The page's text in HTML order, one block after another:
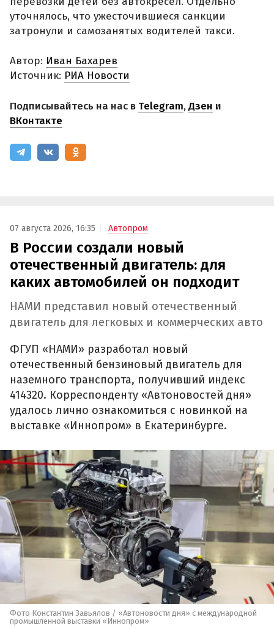
уточнялось, что ужесточившиеся санкции
затронули и самозанятых водителей такси.
Автор: Иван Бахарев
Источник: РИА Новости
Подписывайтесь на нас в Telegram,Дзен и
ВКонтакте
07 августа 2026, 16:35 Автопром
В России создали новый
отечественный двигатель: для
каких автомобилей он подходит
НАМИ представил новый отечественный
двигатель для легковых и коммерческих авто
ФГУП «НАМИ» разработал новый
отечественный бензиновый двигатель для
наземного транспорта, получивший индекс
414320. Корреспонденту «Автоновостей дня»
удалось лично ознакомиться с новинкой на
выставке «Иннопром» в Екатеринбурге.
Фото Константин Завьялов / «Автоновости дня» с международной
промышленной выставки «Иннопром»